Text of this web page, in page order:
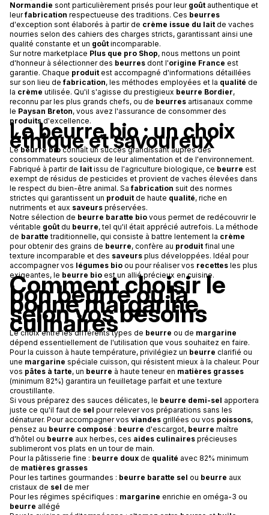
Normandie sont particulièrement prisés pour leur goût authentique et
leurfabrication respectueuse des traditions. Ces beurres
d'exception sont élaborés à partir de crème issue du lait de vaches
nourries selon des cahiers des charges stricts, garantissant ainsi une
qualité constante et un goût incomparable.
Sur notre marketplace Plus que pro Shop, nous mettons un point
d'honneur à sélectionner des beurres dont l'origine France est
garantie. Chaque produit est accompagné d'informations détaillées
sur son lieu defabrication, les méthodes employées et la qualité de
la crème utilisée. Qu'il s'agisse du prestigieux beurre Bordier,
reconnu par les plus grands chefs, ou de beurres artisanaux comme
le Paysan Breton, vous avez l'assurance de consommer des
produits d'excellence.
Le beurre bio : un choix
éthique et savoureux
Lebeurre bioconnaît un succès grandissant auprès des
consommateurs soucieux de leur alimentation et de l'environnement.
Fabriqué à partir de lait issu de l'agriculture biologique, ce beurre est
exempt de résidus de pesticides et provient de vaches élevées dans
le respect du bien-être animal. Safabrication suit des normes
strictes qui garantissent un produit de haute qualité, riche en
nutriments et aux saveurs préservées.
Notre sélection de beurre baratte bio vous permet de redécouvrir le
véritable goût du beurre, tel qu'il était apprécié autrefois. La méthode
de baratte traditionnelle, qui consiste à battre lentement la crème
pour obtenir des grains de beurre, confère au produit final une
texture incomparable et des saveurs plus développées. Idéal pour
accompagner vos légumes bio ou pour réaliser vos recettes les plus
exigeantes, le beurre bio est un allié précieux en cuisine.
Comment choisir le
bon beurre ou la
bonne margarine
selon vos besoins
culinaires
Le choix entre les différents types de beurre ou de margarine
dépend essentiellement de l'utilisation que vous souhaitez en faire.
Pour la cuisson à haute température, privilégiez un beurre clarifié ou
une margarine spéciale cuisson, qui résistent mieux à la chaleur. Pour
vos pâtes à tarte, un beurre à haute teneur en matières grasses
(minimum 82%) garantira un feuilletage parfait et une texture
croustillante.
Si vous préparez des sauces délicates, le beurre demi-sel apportera
juste ce qu'il faut de sel pour relever vos préparations sans les
dénaturer. Pour accompagner vos viandes grillées ou vos poissons,
pensez au beurre composé : beurre d'escargot, beurre maître
d'hôtel ou beurre aux herbes, ces aides culinaires précieuses
sublimeront vos plats en un tour de main.
Pour la pâtisserie fine : beurre doux de qualité avec 82% minimum
de matières grasses
Pour les tartines gourmandes : beurre baratte sel ou beurre aux
cristaux de sel de mer
Pour les régimes spécifiques : margarine enrichie en oméga-3 ou
beurre allégé